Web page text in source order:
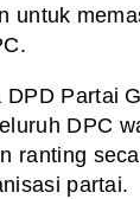
untuk
Partai
DPC
ranting
partai.